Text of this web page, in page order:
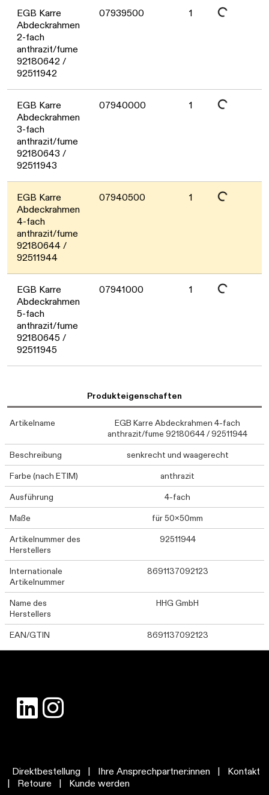
EGB Karre
Abdeckrahmen
2-fach
anthrazit/fume
92180642 /
92511942
07939500 1
EGB Karre
Abdeckrahmen
3-fach
anthrazit/fume
92180643 /
92511943
07940000 1
EGB Karre
Abdeckrahmen
4-fach
anthrazit/fume
92180644 /
92511944
07940500 1
EGB Karre
Abdeckrahmen
5-fach
anthrazit/fume
92180645 /
92511945
07941000 1
Produkteigenschaften
Artikelname
EGB Karre Abdeckrahmen 4-fach
anthrazit/fume 92180644 / 92511944
Beschreibung
senkrecht und waagerecht
Farbe (nach ETIM)
anthrazit
Ausführung
4-fach
Maße
für 50x50mm
Artikelnummer des
Herstellers
92511944
Internationale
Artikelnummer
8691137092123
Name des
Herstellers
HHG GmbH
EAN/GTIN 8691137092123
Direktbestellung | Ihre Ansprechpartner:innen |
Kontakt
|
Retoure |
Kunde werden